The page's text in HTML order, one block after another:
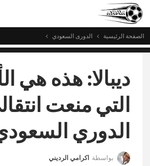
الصفحة الرئيسية الدورى السعودي
ديبالا: هذه هي
التي منعت
الدوري
بواسطة اكرامي الرديني